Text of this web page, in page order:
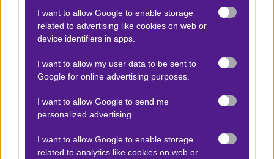
I want to allow Google to enable storage
related to advertising like cookies on web or
device identifiers in apps.
I want to allow my user data to be sent to
Google for online advertising purposes.
I want to allow Google to send me
personalized advertising.
I want to allow Google to enable storage
related to analytics like cookies on web or
Η βαριά ήττα από τον ΠΑΟΚ στην Τούμπα
αποκάλυψε αδυναμίες στην άμυνα, ειδικά μετά την
αποβολή του Γκίγκοβιτς. Παρά τις δυσκολίες, η
ομάδα παραμένει ανταγωνιστική και διατηρεί
ελπίδες πρόκρισης, αν και το πρόγραμμα που
τραυματισμοί και οι τιμωρίες, όπως του Γκίγκοβιτς
προκλήσεις που πρέπει να αντιμετωπιστούν.